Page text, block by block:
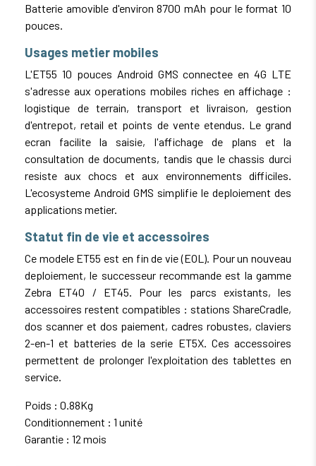
Batterie amovible d'environ 8700 mAh pour le format 10
pouces.
Usages metier mobiles
L'ET55 10 pouces Android GMS connectee en 4G LTE
s'adresse aux operations mobiles riches en affichage :
logistique de terrain, transport et livraison, gestion
d'entrepot, retail et points de vente etendus. Le grand
ecran facilite la saisie, l'affichage de plans et la
consultation de documents, tandis que le chassis durci
resiste aux chocs et aux environnements difficiles.
L'ecosysteme Android GMS simplifie le deploiement des
applications metier.
Statut fin de vie et accessoires
Ce modele ET55 est en fin de vie (EOL). Pour un nouveau
deploiement, le successeur recommande est la gamme
Zebra ET40 / ET45. Pour les parcs existants, les
accessoires restent compatibles : stations ShareCradle,
dos scanner et dos paiement, cadres robustes, claviers
2-en-1 et batteries de la serie ET5X. Ces accessoires
permettent de prolonger l'exploitation des tablettes en
service.
Poids : 0.88Kg
Conditionnement : 1 unité
Garantie : 12 mois